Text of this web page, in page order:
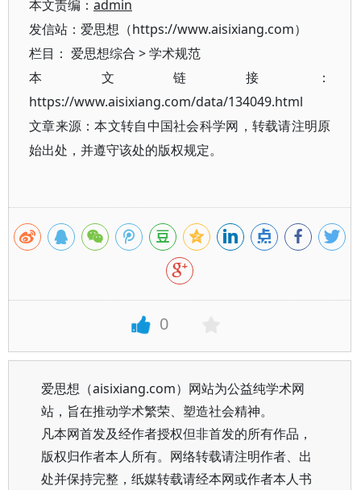
本文责编： admin
发信站：爱思想（https://www.aisixiang.com）
栏目： 爱思想综合 >学术规范
本文链接：
https://www.aisixiang.com/data/134049.html
文章来源：本文转自中国社会科学网，转载请注明原
始出处，并遵守该处的版权规定。
0
爱思想（aisixiang.com）网站为公益纯学术网
站，旨在推动学术繁荣、塑造社会精神。
凡本网首发及经作者授权但非首发的所有作品，
版权归作者本人所有。网络转载请注明作者、出
处并保持完整，纸媒转载请经本网或作者本人书